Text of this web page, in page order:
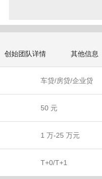
创始团队详情 其他信息
车贷/房贷/企业贷
50 元
1 万-25 万元
T+0/T+1